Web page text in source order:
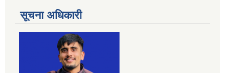
सूचना अधिकारी